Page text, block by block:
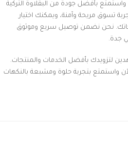
بأفضل جودة من البقلاوة التركية
تسوق مريحة وآمنة، ويمكنك اختيار
نحن نضمن توصيل سريع وموثوق
جدة.
لتزويدك بأفضل الخدمات والمنتجات.
واستمتع بتجربة حلوة ومشبعة بالنكهات